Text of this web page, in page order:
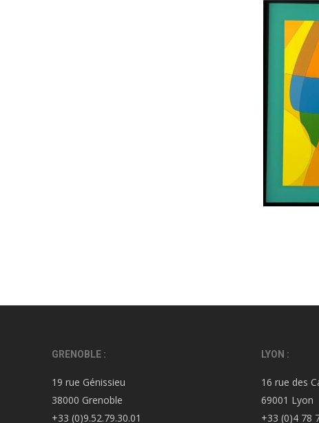
GRENOBLE :
19 rue Génissieu
38000 Grenoble
+33 (0)9.52.79.30.01
LYON :
16 rue des
69001 Lyon
+33 (0)4 78